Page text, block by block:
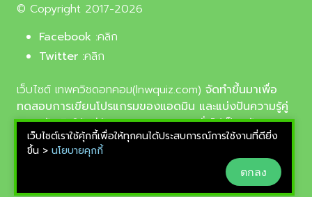
© Copyright 2017-2026
Facebook :คลิก
Twitter :คลิก
เว็บไซต์ เทพควิชดอทคอม(lnwquiz.com) จัดทำขึ้นมาเพื่อ
ทดสอบการเขียนโปรแกรมของแอดมิน และแบ่งปันความรู้คู่
ความบันเทิงให้แก่น้อง ๆ ตลอดจนบุคลทั่วไปเป็นหลัก,
รูปภาพที่นำมาใช้ประกอบบทความเป็นรูปภาพจากเว็บ
pixabay.com และunsplash.com ซึ่งเป็นเว็บแจกรูปฟรี
ลิขสิทธิ์แบบ CC0 ที่ช่างภาพจากทั่วโลกอัพโหลดไว้ให้
สามารถนำมาใช้ฟรีได้
เว็บไซต์เราใช้คุ้กกี้เพื่อให้ทุกคนได้ประสบการณ์การใช้งานที่ดียิ่ง
ขึ้น > นโยบายคุกกี้
ตกลง